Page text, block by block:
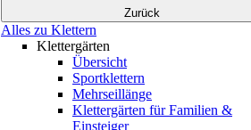
Zurück
Alles zu Klettern
Klettergärten
Übersicht
Sportklettern
Mehrseillänge
Klettergärten für Familien &
Einsteiger